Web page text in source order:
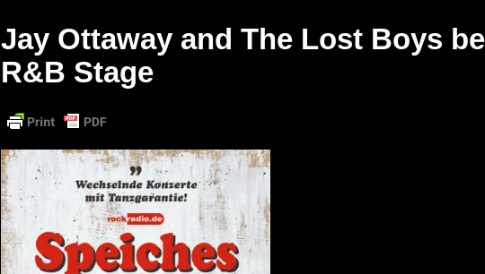
Jay Ottaway and The Lost Boys
R&B Stage